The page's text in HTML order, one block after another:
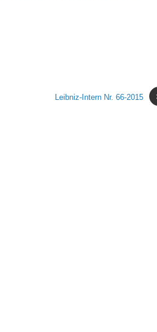
Leibniz-Intern Nr. 66-2015